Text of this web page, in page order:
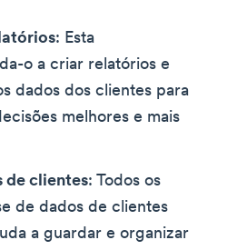
: Esta
o a criar relatórios e
dados dos clientes para
melhores e mais
de clientes: Todos os
de dados de clientes
a guardar e organizar